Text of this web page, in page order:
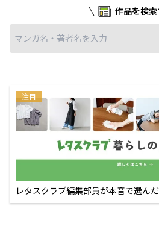
作品を検索
注目
レタスクラブ編集部員が本音で選ん